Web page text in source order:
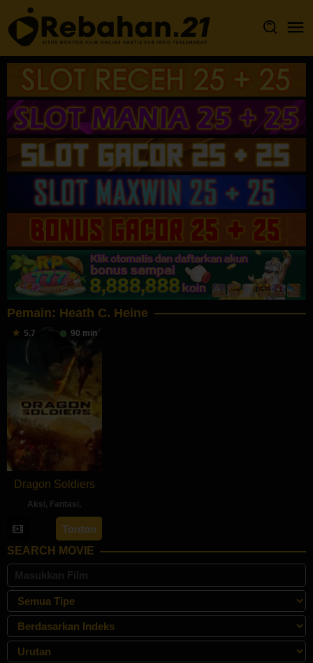
Loncat
ke
konten
Pemain: Heath C. Heine
5.7 90 min
Dragon Soldiers
Aksi , Fantasi ,
11
May
2020
Hank
Braxtan
Tonton
SEARCH MOVIE